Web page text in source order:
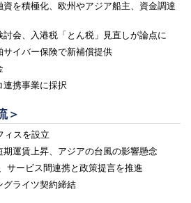
を積極化、欧州やアジア船主、資金調達
討会、入港税「とん税」見直しが論点に
イバー保険で新補償提供
連携事業に採択
＞
ィスを設立
期運賃上昇、アジアの台風の影響懸念
サービス間連携と政策提言を推進
グライツ契約締結